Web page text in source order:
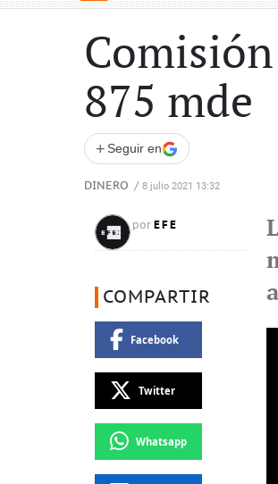
875 mde
+ Seguir en
DINERO / 8 julio 2021 13:32
por EFE
COMPARTIR
Facebook
Twitter
Whatsapp